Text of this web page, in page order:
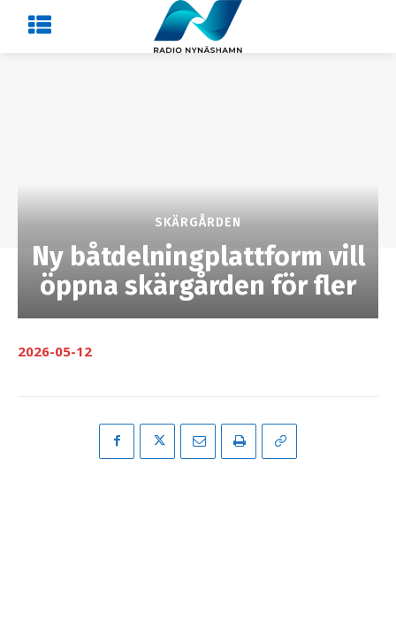
SKÄRGÅRDEN
Ny båtdelningplattform vill
öppna skärgården för fler
2026-05-12